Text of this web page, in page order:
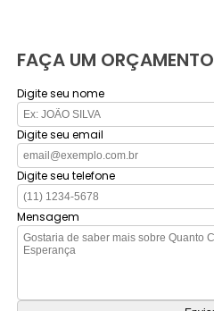
FAÇA UM ORÇAMENTO
Digite seu nome
Digite seu email
Digite seu telefone
Mensagem